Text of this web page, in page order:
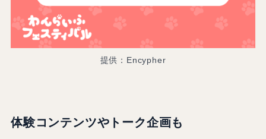
提供：Encypher
体験コンテンツやトーク企画も